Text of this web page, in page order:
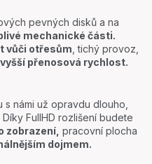
pevných disků a na
mechanické části.
vůči otřesům, tichý provoz,
přenosová rychlost.
s námi už opravdu dlouho,
Díky FullHD rozlišení budete
zobrazení, pracovní plocha
dojmem.